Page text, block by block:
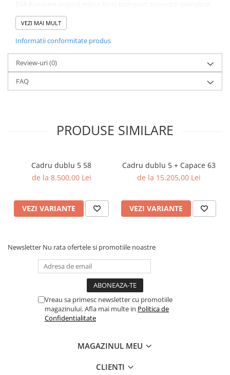
în București și Ilfov.
VEZI MAI MULT
Informatii conformitate produs
Review-uri(0)
FAQ
PRODUSE SIMILARE
Cadru dublu 5 58
de la 8.500,00 Lei
VEZI VARIANTE
Cadru dublu 5 + Capace 63
de la 15.205,00 Lei
VEZI VARIANTE
Newsletter Nu rata ofertele si promotiile noastre
Vreau sa primesc newsletter cu promotiile
magazinului. Afla mai multe in Politica de
Confidentialitate
MAGAZINUL MEU
CLIENTI